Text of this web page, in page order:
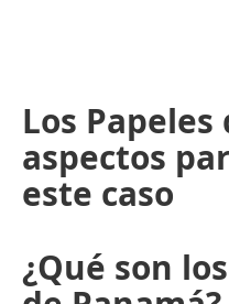
Los Papeles
aspectos
este caso
¿Qué son